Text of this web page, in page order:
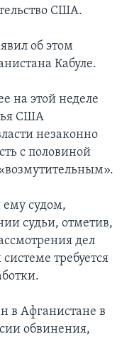
США.
об этом
Кабуле.
на этой неделе
США
незаконно
с половиной
судом,
судьи, отметив,
дел
требуется
в Афганистане в
обвинения,